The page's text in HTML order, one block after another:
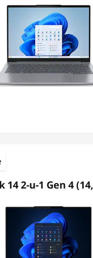
14 2-u-1 Gen 4